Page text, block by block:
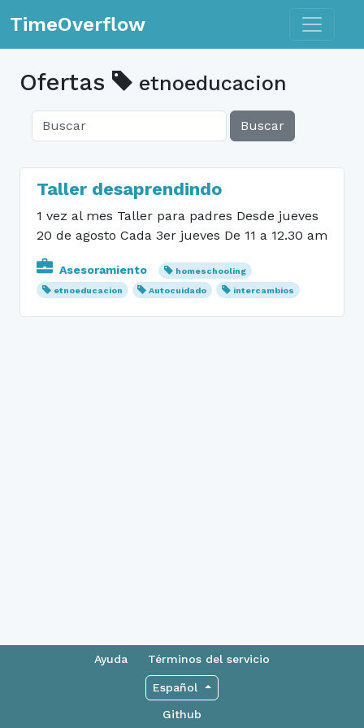
TimeOverflow Toggle
Ofertas etnoeducacion
Buscar
Taller desaprendindo
1 vez al mes Taller para padres Desde jueves
20 de agosto Cada 3er jueves De 11 a 12.30 am
Asesoramiento
homeschooling
etnoeducacion
Autocuidado intercambios
Ayuda Términos del servicio
Español
Github